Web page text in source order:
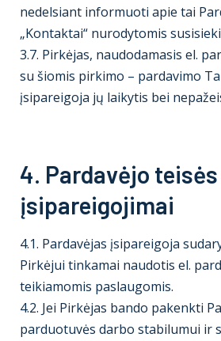
nedelsiant informuoti apie tai
„Kontaktai“ nurodytomis
3.7. Pirkėjas, naudodamasis el.
su šiomis pirkimo – pardavimo
įsipareigoja jų laikytis bei
4. Pardavėjo
įsipareigojimai
4.1. Pardavėjas įsipareigoja
Pirkėjui tinkamai naudotis el.
teikiamomis paslaugomis.
4.2. Jei Pirkėjas bando pakenkti
parduotuvės darbo stabilumui ir